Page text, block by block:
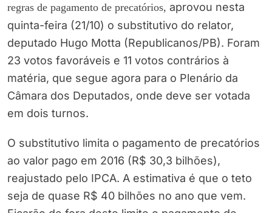
regras de pagamento de precatórios, aprovou nesta
quinta-feira (21/10) o substitutivo do relator,
deputado Hugo Motta (Republicanos/PB). Foram
23 votos favoráveis e 11 votos contrários à
matéria, que segue agora para o Plenário da
Câmara dos Deputados, onde deve ser votada
em dois turnos.
O substitutivo limita o pagamento de precatórios
ao valor pago em 2016 (R$ 30,3 bilhões),
reajustado pelo IPCA. A estimativa é que o teto
seja de quase R$ 40 bilhões no ano que vem.